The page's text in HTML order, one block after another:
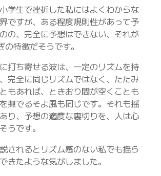
学生で挫折した私にはよくわからな
ですが、ある程度規則性があって予
の、完全に予想はできない、それが
特徴だそうです。
打ち寄せる波は、一定のリズムを持
完全に同じリズムではなく、たたみ
もあれば、ときおり間が空くことも
撫でるそよ風も同じです。それも揺
り、予想の適度な裏切りを、人は心
うです。
されるとリズム感のない私でも揺ら
きたような気がしました。